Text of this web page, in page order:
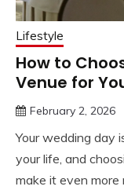
Lifestyle
How to
Venue for
February 2, 2026
Your wedding day
your life, and
make it even more